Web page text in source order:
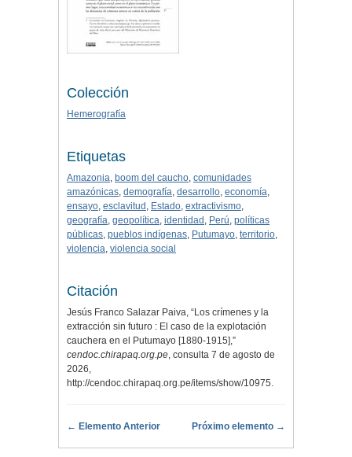
Colección
Hemerografía
Etiquetas
Amazonia, boom del caucho, comunidades
amazónicas, demografía, desarrollo, economía,
ensayo, esclavitud , Estado, extractivismo,
geografía, geopolítica, identidad , Perú, políticas
públicas, pueblos indígenas, Putumayo, territorio,
violencia, violencia social
Citación
Jesús Franco Salazar Paiva, “Los crímenes y la
extracción sin futuro : El caso de la explotación
cauchera en el Putumayo [1880-1915],”
cendoc.chirapaq.org.pe, consulta 7 de agosto de
2026,
http://cendoc.chirapaq.org.pe/items/show/10975.
← Elemento Anterior Próximo elemento →